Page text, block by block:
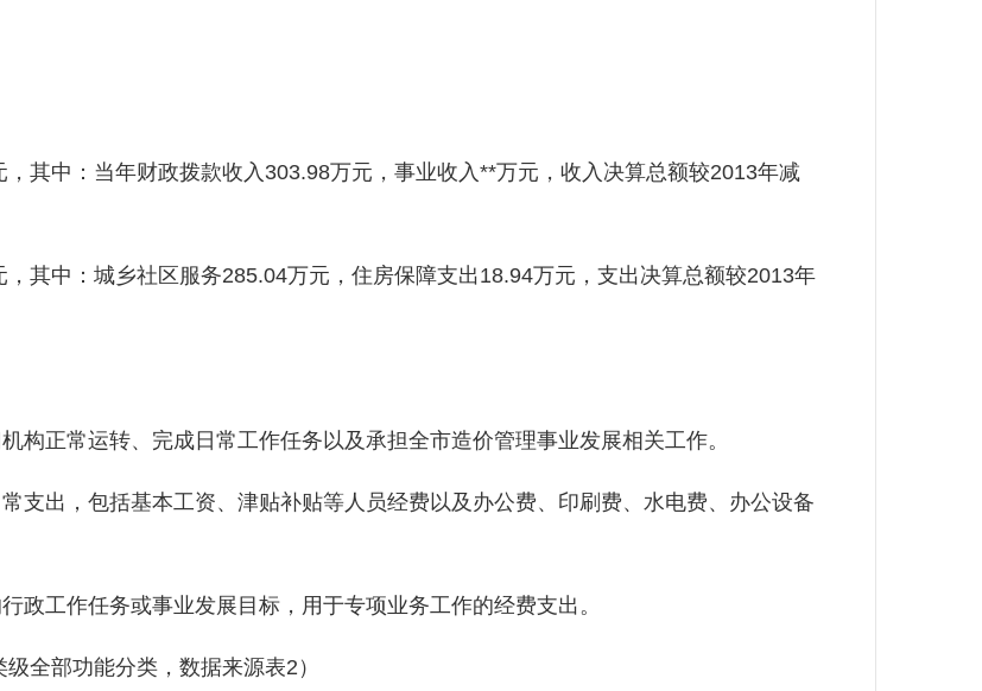
中：当年财政拨款收入303.98万元，事业收入**万元，收入决算总额较2013年减
中：城乡社区服务285.04万元，住房保障支出18.94万元，支出决算总额较2013年
正常运转、完成日常工作任务以及承担全市造价管理事业发展相关工作。
出，包括基本工资、津贴补贴等人员经费以及办公费、印刷费、水电费、办公设备
工作任务或事业发展目标，用于专项业务工作的经费支出。
部功能分类，数据来源表2）